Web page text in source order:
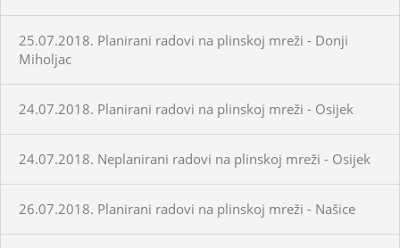
25.07.2018. Planirani radovi na plinskoj mreži - Donji
Miholjac
24.07.2018. Planirani radovi na plinskoj mreži - Osijek
24.07.2018. Neplanirani radovi na plinskoj mreži - Osijek
26.07.2018. Planirani radovi na plinskoj mreži - Našice